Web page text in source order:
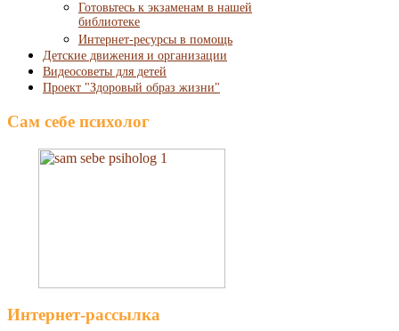
Готовьтесь к экзаменам в нашей
библиотеке
Интернет-ресурсы в помощь
Детские движения и организации
Видеосоветы для детей
Проект "Здоровый образ жизни"
Сам себе психолог
Интернет-рассылка